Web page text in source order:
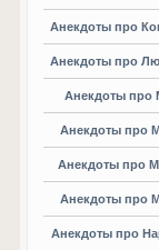
Анекдоты про
Анекдоты про
Анекдоты про
Анекдоты про
Анекдоты про
Анекдоты про
Анекдоты про